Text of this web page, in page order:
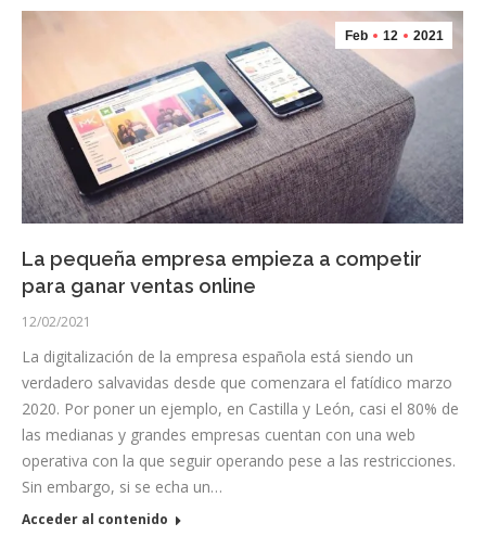
Feb 12 2021
La pequeña empresa empieza a competir
para ganar ventas online
12/02/2021
La digitalización de la empresa española está siendo un
verdadero salvavidas desde que comenzara el fatídico marzo
2020. Por poner un ejemplo, en Castilla y León, casi el 80% de
las medianas y grandes empresas cuentan con una web
operativa con la que seguir operando pese a las restricciones.
Sin embargo, si se echa un…
Acceder al contenido